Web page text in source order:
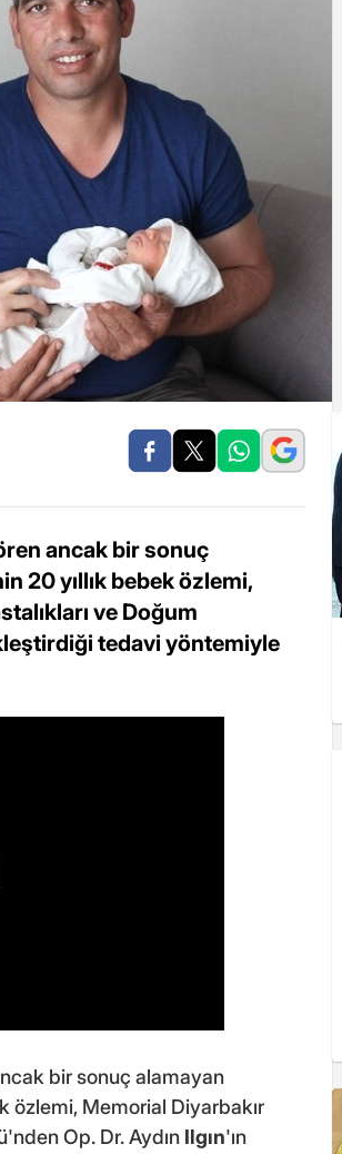
ancak bir sonuç
20 yıllık bebek özlemi,
ve Doğum
tedavi yöntemiyle
bir sonuç alamayan
özlemi, Memorial Diyarbakır
Op. Dr. Aydın Ilgın'ın